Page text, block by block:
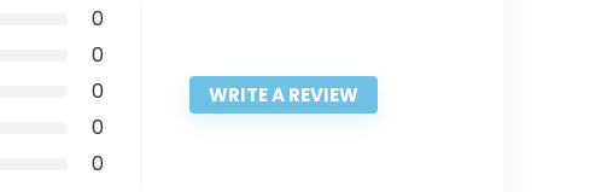
0
0
0
0
0
WRITE A REVIEW